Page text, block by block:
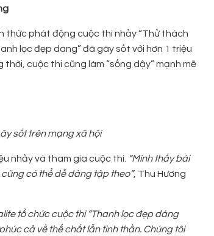
thức phát động cuộc thi nhảy “Thử thách
lọc đẹp dáng” đã gây sốt với hơn 1 triệu
cuộc thi cũng làm “sống dậy” mạnh mẽ
sốt trên mạng xã hội
nhảy và tham gia cuộc thi. “Mình thấy bài
có thể dễ dàng tập theo”, Thu Hương
tổ chức cuộc thi “Thanh lọc đẹp dáng
cả về thể chất lẫn tinh thần. Chúng tôi